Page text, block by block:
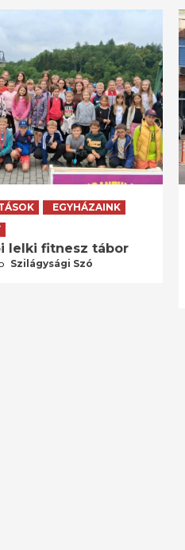
EGYHÁZAINK
lelki fitnesz tábor
Szilágysági Szó